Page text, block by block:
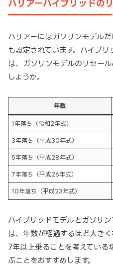
ハリアーハイブリッドの
ハリアーにはガソリンモデル
も設定されています。ハイブ
は、ガソリンモデルのリセー
しょうか。
年数
1年落ち（令和2年式）
3年落ち（平成30年式）
5年落ち（平成28年式）
7年落ち（平成26年式）
10年落ち（平成23年式）
ハイブリッドモデルとガソリ
は、年数が経過するほど大き
7年以上乗ることを考えている
ぶことをおすすめします。